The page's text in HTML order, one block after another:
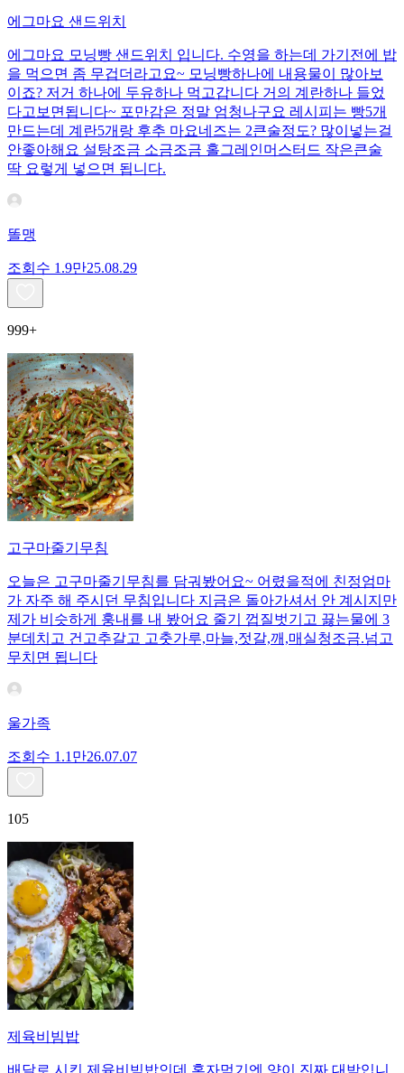
에그마요 샌드위치
에그마요 모닝빵 샌드위치 입니다. 수영을 하는데 가기전에 밥
을 먹으면 좀 무겁더라고요~ 모닝빵하나에 내용물이 많아보
이죠? 저거 하나에 두유하나 먹고갑니다 거의 계란하나 들었
다고보면됩니다~ 포만감은 정말 엄청나구요 레시피는 빵5개
만드는데 계란5개랑 후추 마요네즈는 2큰술정도? 많이넣는걸
안좋아해요 설탕조금 소금조금 홀그레인머스터드 작은큰술
딱 요렇게 넣으면 됩니다.
똘맹
조회수 1.9만25.08.29
999+
고구마줄기무침
오늘은 고구마줄기무침를 담궈봤어요~ 어렸을적에 친정엄마
가 자주 해 주시던 무침입니다 지금은 돌아가셔서 안 계시지만
제가 비슷하게 훙내를 내 봤어요 줄기 껍질벗기고 끓는물에 3
분데치고 건고추갈고 고춧가루,마늘,젓갈,깨,매실청조금.넘고
무치면 됩니다
울가족
조회수 1.1만26.07.07
105
제육비빔밥
배달로 시킨 제육비빔밥인데 혼자먹기엔 양이 진짜 대박입니